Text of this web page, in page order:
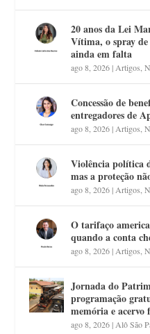
20 anos da Lei
Vítima, o spray
ainda em falta
ago 8, 2026| Artigos ,
Concessão de
entregadores de
ago 8, 2026| Artigos ,
Violência política
mas a proteção
ago 8, 2026| Artigos ,
O tarifaço
quando a conta
ago 8, 2026| Artigos ,
Jornada do
programação
memória e
ago 8, 2026| Alô São